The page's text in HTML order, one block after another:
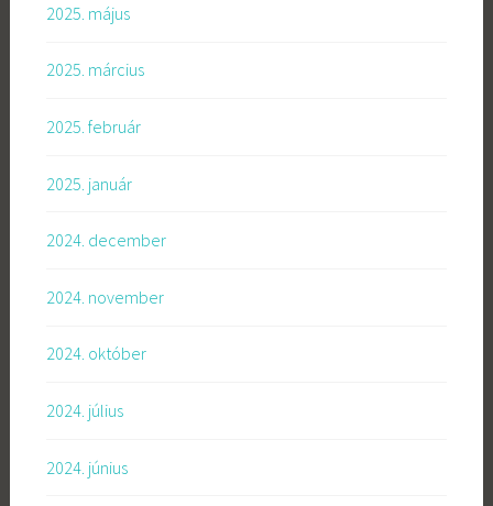
2025. május
2025. március
2025. február
2025. január
2024. december
2024. november
2024. október
2024. július
2024. június